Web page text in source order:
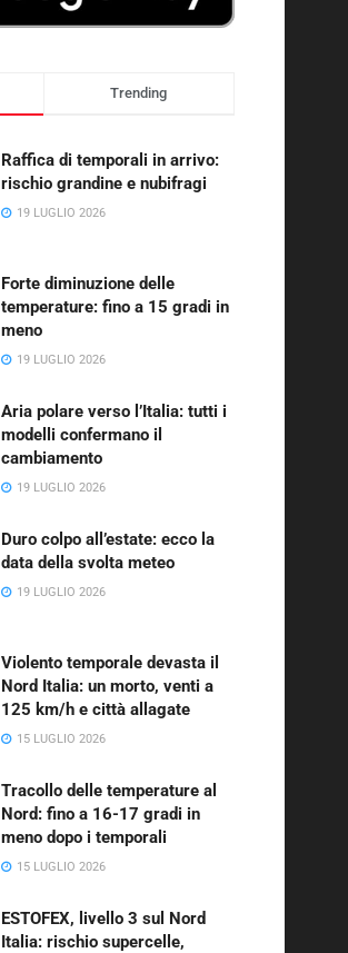
Trending
Raffica di temporali in arrivo:
rischio grandine e nubifragi
19 LUGLIO 2026
Forte diminuzione delle
temperature: fino a 15 gradi in
meno
19 LUGLIO 2026
Aria polare verso l’Italia: tutti i
modelli confermano il
cambiamento
19 LUGLIO 2026
Duro colpo all’estate: ecco la
data della svolta meteo
19 LUGLIO 2026
Violento temporale devasta il
Nord Italia: un morto, venti a
125 km/h e città allagate
15 LUGLIO 2026
Tracollo delle temperature al
Nord: fino a 16-17 gradi in
meno dopo i temporali
15 LUGLIO 2026
ESTOFEX, livello 3 sul Nord
Italia: rischio supercelle,